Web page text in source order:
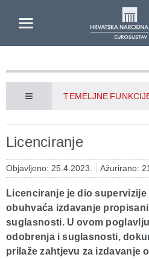
TEMELJNE
Licenciranje
Objavljeno: 25.4.2023. Ažurirano:
Licenciranje je dio
obuhvaća izdavanje
suglasnosti. U ovom
odobrenja i suglasnosti,
prilaže zahtjevu za izdavanje